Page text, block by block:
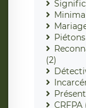
(2)
CRFPA